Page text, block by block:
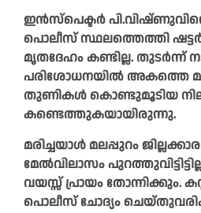
ഇൻസ്പെക്ടർ
പൊലീസ് സ്ഥലത്തെത്തി
മൃതദേഹം കണ്ടില്ല. തുടർന്ന്
പരിശോധനയിൽ അകത്തെ
തുണികൾ കൊണ്ടുമൂടിയ
കണ്ടെത്തുകയായിരുന്നു.
മരിച്ചയാൾ മലപ്പുറം
മേൽവിലാസം
വയസ്സ് പ്രായം തോന്നിക്കും.
പൊലീസ് ചോദ്യം